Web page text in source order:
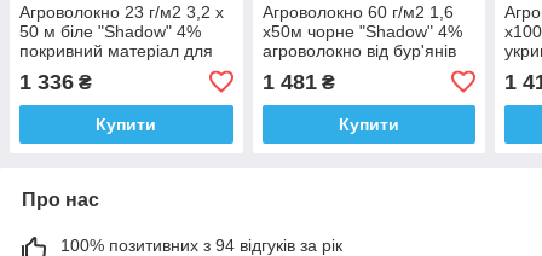
Агроволокно 23 г/м2 3,2 х
50 м біле "Shadow" 4%
покривний матеріал для
1 336 ₴
Купити
Агроволокно 60 г/м2 1,6
х50м чорне "Shadow" 4%
агроволокно від бур'янів
1 481₴
Купити
1
Про нас
100% позитивних з 94 відгуків за рік